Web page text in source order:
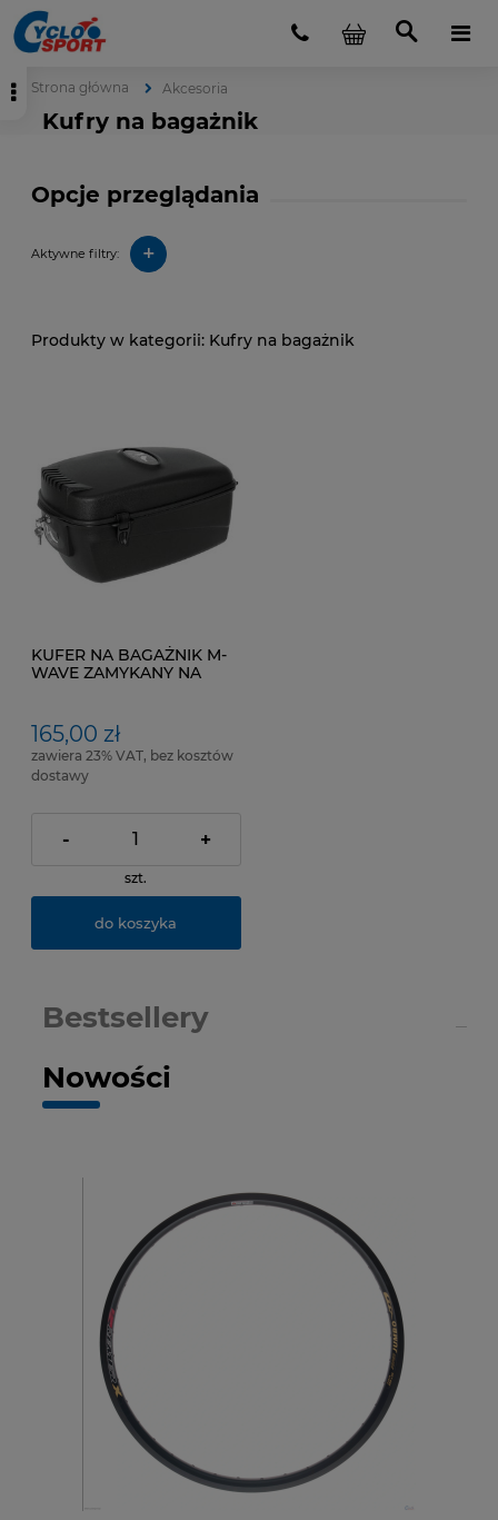
Strona główna Akcesoria
Kufry na bagażnik
Opcje przeglądania
Aktywne filtry: +
Kufry na bagażnik
KUFER NA BAGAŻNIK M-
WAVE ZAMYKANY NA
165,00 zł
zawiera 23% VAT, bez kosztów
dostawy
- +
szt.
do koszyka
Nowości
Bestsellery